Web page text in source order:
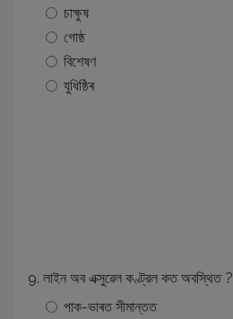
চাক্ষুষ
গোষ্ঠ
বিশেষণ
যুধিষ্ঠিৰ
9. লাইন অব এক্সুৱেল কণ্ট্রল কত অবস্থিত ?
পাক-ভাৰত সীমান্তত